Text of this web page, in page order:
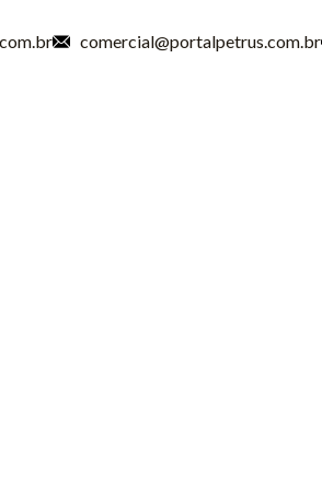
comercial@portalpetrus.com.br